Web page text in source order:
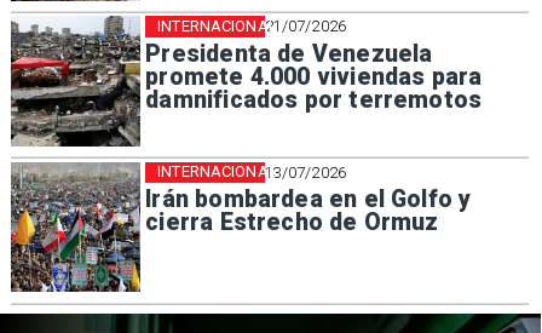
21/07/2026
Presidenta de Venezuela
promete 4.000 viviendas para
damnificados por terremotos
INTERNACIONAL
13/07/2026
Irán bombardea en el Golfo y
cierra Estrecho de Ormuz
INTERNACIONAL